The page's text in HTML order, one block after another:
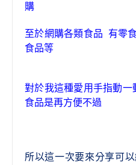
購
至於網購各類食品 有零
食品等
對於我這種愛用手指動
食品是再方便不過
所以這一次要來分享可